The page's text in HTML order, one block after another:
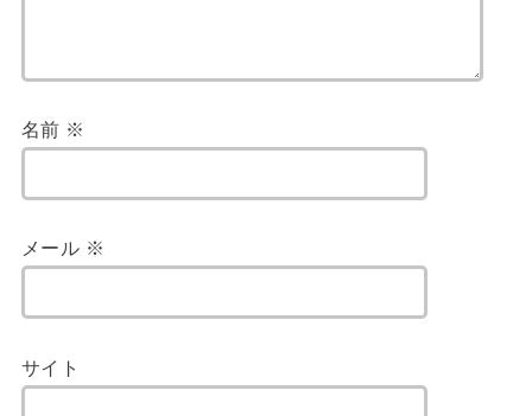
名前 ※
メール ※
サイト